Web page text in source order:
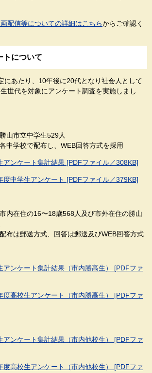
配信等についての詳細はこちらからご確認く
トについて
あたり、10年後に20代となり社会人として
世代を対象にアンケート調査を実施しまし
山市立中学生529人
学校で配布し、WEB回答方式を採用
アンケート集計結果 [PDFファイル／308KB]
度中学生アンケート [PDFファイル／379KB]
内在住の16〜18歳568人及び市外在住の勝山
は郵送方式、回答は郵送及びWEB回答方式
アンケート集計結果（市内勝高生） [PDFファ
度高校生アンケート（市内勝高生） [PDFファ
アンケート集計結果（市内他校生） [PDFファ
度高校生アンケート（市内他校生） [PDFファ